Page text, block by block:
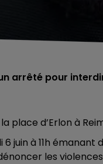
arrêté pour
place d’Erlon à
juin à 11h
les